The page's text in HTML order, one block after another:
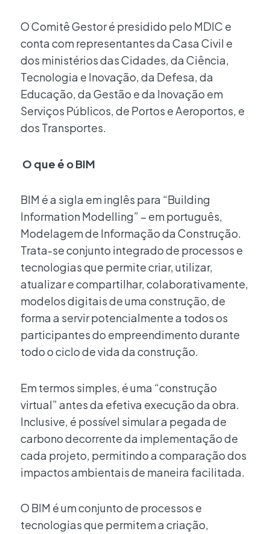
O Comitê Gestor é presidido pelo MDIC e
conta com representantes da Casa Civil e
dos ministérios das Cidades, da Ciência,
Tecnologia e Inovação, da Defesa, da
Educação, da Gestão e da Inovação em
Serviços Públicos, de Portos e Aeroportos, e
dos Transportes.
O que é o BIM
BIM é a sigla em inglês para “Building
Information Modelling” – em português,
Modelagem de Informação da Construção.
Trata-se conjunto integrado de processos e
tecnologias que permite criar, utilizar,
atualizar e compartilhar, colaborativamente,
modelos digitais de uma construção, de
forma a servir potencialmente a todos os
participantes do empreendimento durante
todo o ciclo de vida da construção.
Em termos simples, é uma “construção
virtual” antes da efetiva execução da obra.
Inclusive, é possível simular a pegada de
carbono decorrente da implementação de
cada projeto, permitindo a comparação dos
impactos ambientais de maneira facilitada.
O BIM é um conjunto de processos e
tecnologias que permitem a criação,